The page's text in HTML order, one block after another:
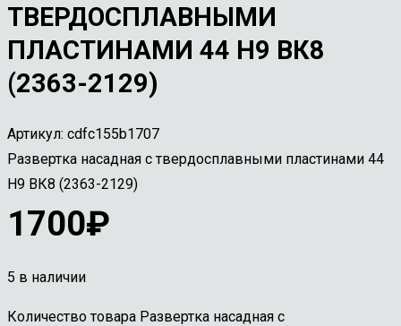
ТВЕРДОСПЛАВНЫМИ
ПЛАСТИНАМИ 44 Н9 ВК8
(2363-2129)
Артикул: cdfc155b1707
Развертка насадная с твердосплавными пластинами 44
Н9 ВК8 (2363-2129)
1700₽
5 в наличии
Количество товара Развертка насадная с